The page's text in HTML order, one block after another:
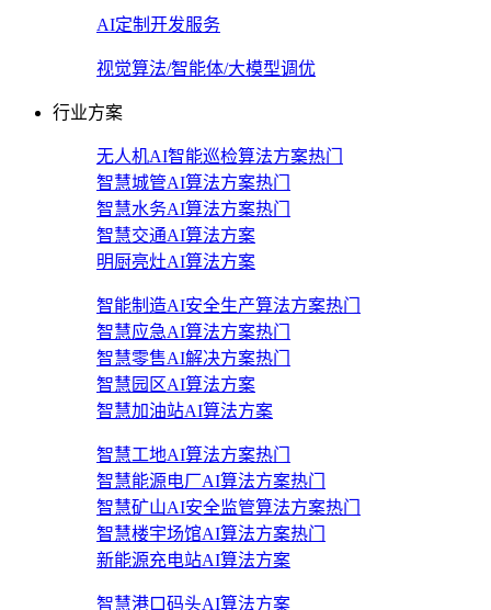
AI定制开发服务
视觉算法/智能体/大模型调优
行业方案
无人机AI智能巡检算法方案热门
智慧城管AI算法方案热门
智慧水务AI算法方案热门
智慧交通AI算法方案
明厨亮灶AI算法方案
智能制造AI安全生产算法方案热门
智慧应急AI算法方案热门
智慧零售AI解决方案热门
智慧园区AI算法方案
智慧加油站AI算法方案
智慧工地AI算法方案热门
智慧能源电厂AI算法方案热门
智慧矿山AI安全监管算法方案热门
智慧楼宇场馆AI算法方案热门
新能源充电站AI算法方案
智慧港口码头AI算法方案